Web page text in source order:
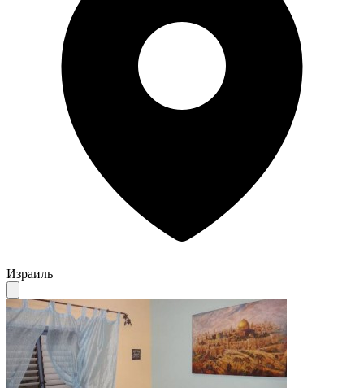
Израиль